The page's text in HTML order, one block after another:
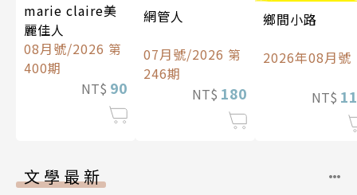
marie claire美
麗佳人
08月號/2026 第
400期
NT$ 90
網管人
07月號/2026 第
246期
NT$ 180
鄉間小路
2026年08月號
NT$
文學最新